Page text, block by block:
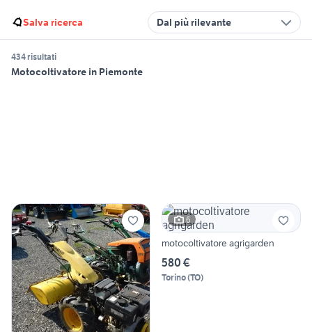
Salva ricerca Dal più rilevante
434 risultati
Motocoltivatore in Piemonte
6
motocoltivatore agrigarden
580 €
Torino(TO)